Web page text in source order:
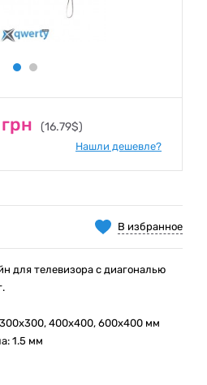
(16.79$)
Нашли дешевле?
В избранное
для телевизора с диагональю
400x400, 600x400 мм
1.5 мм